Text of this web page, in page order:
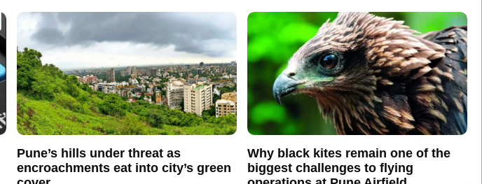
Pune’s hills under threat as
encroachments eat into city’s green
Why black kites remain one of the
biggest challenges to flying